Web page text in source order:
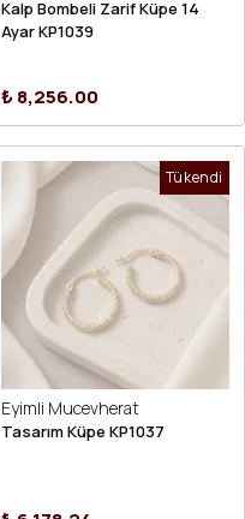
Kalp Bombeli Zarif Küpe 14
Ayar KP1039
₺ 8,256.00
Tükendi
Eyimli Mucevherat
Tasarım Küpe KP1037